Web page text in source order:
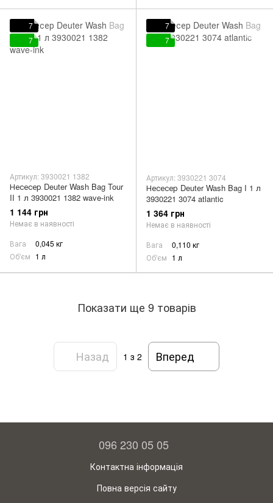
7
7
Артикул: 3930021 1382
Несесер Deuter Wash Bag Tour
II 1 л 3930021 1382 wave-ink
1 144 грн
Немає в наявності
Вага
0,045 кг
Об'єм 1 л
7
7
Артикул: 3930221 3074
Несесер Deuter Wash Bag I 1 л
3930221 3074 atlantic
1 364 грн
Немає в наявності
Вага
0,110 кг
Об'єм 1 л
Показати ще 9 товарів
Назад 1 з 2 Вперед
096 230 05 05
Контактна інформація
Повна версія сайту